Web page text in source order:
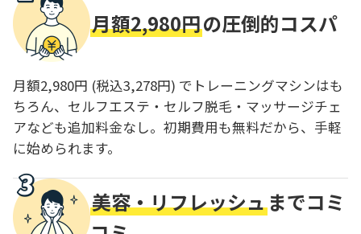
月額2,980円の圧倒的コスパ
月額2,980円 (税込3,278円) でトレーニングマシンはも
ちろん、セルフエステ・セルフ脱毛・マッサージチェ
アなども追加料金なし。初期費用も無料だから、手軽
に始められます。
美容・リフレッシュまでコミ